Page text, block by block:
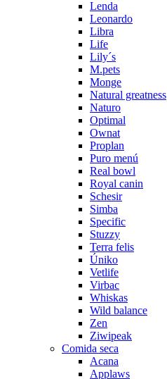
Lenda
Leonardo
Libra
Life
Lily´s
M.pets
Monge
Natural greatness
Naturo
Optimal
Ownat
Proplan
Puro menú
Real bowl
Royal canin
Schesir
Simba
Specific
Stuzzy
Terra felis
Úniko
Vetlife
Virbac
Whiskas
Wild balance
Zen
Ziwipeak
Comida seca
Acana
Applaws